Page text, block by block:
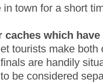
town for a short
caches which
tourists make
are handily
be considered